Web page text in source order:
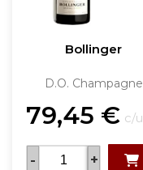
Bollinger
D.O. Champagne
79,45 € c/u
- +